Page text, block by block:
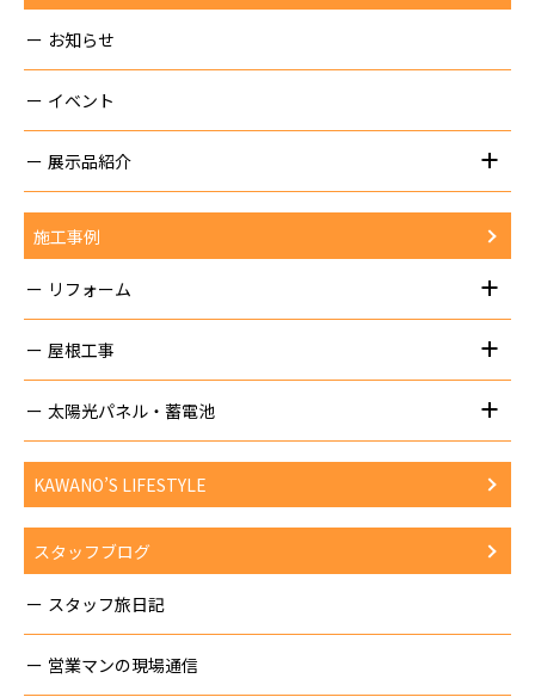
お知らせ
イベント
展示品紹介
施工事例
リフォーム
屋根工事
太陽光パネル・蓄電池
KAWANO’S LIFESTYLE
スタッフブログ
スタッフ旅日記
営業マンの現場通信